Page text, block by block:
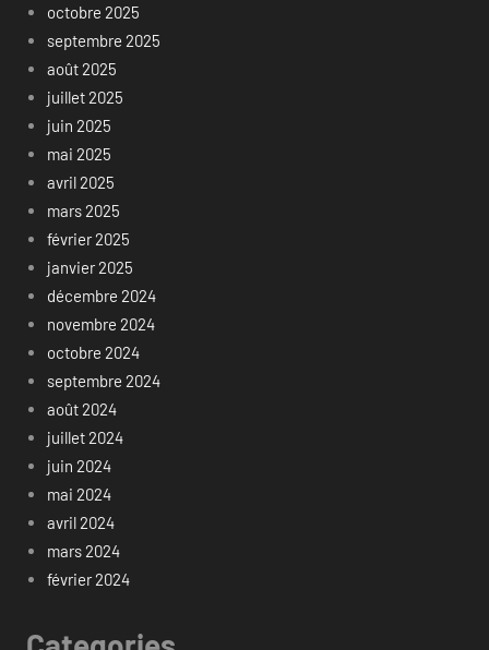
octobre 2025
septembre 2025
août 2025
juillet 2025
juin 2025
mai 2025
avril 2025
mars 2025
février 2025
janvier 2025
décembre 2024
novembre 2024
octobre 2024
septembre 2024
août 2024
juillet 2024
juin 2024
mai 2024
avril 2024
mars 2024
février 2024